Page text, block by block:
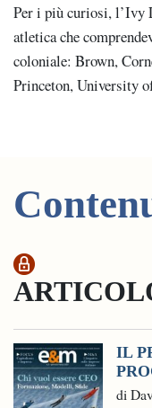
Per i più curiosi, l’Ivy
atletica che
coloniale: Brown,
Princeton, University
IL
di